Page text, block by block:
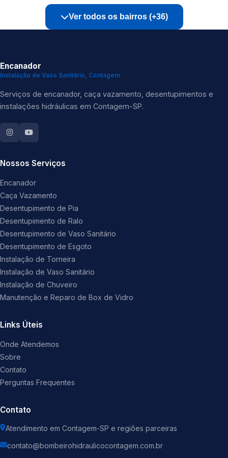
Ver todos os bairros (+36)
Encanador
Instalação de Vaso Sanitário, Contagem
Serviços de encanador, caça vazamento, desentupimentos e
instalações hidráulicas em Contagem-SP.
Nossos Serviços
Encanador
Caça Vazamento
Desentupimento de Pia
Desentupimento de Ralo
Desentupimento de Vaso Sanitário
Desentupimento de Esgoto
Instalação de Torneira
Instalação de Vaso Sanitário
Instalação de Chuveiro
Manutenção e Reparo de Box de Vidro
Links Úteis
Onde Atendemos
Sobre
Contato
Perguntas Frequentes
Contato
Atendimento em Contagem-SP e regiões parceiras
contato@bombeirohidraulicocontagem.com.br